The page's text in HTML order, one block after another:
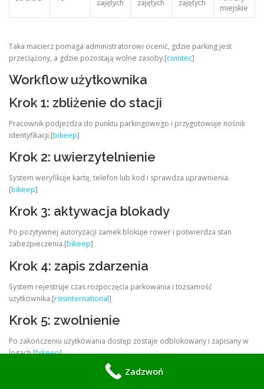
zajętych
zajętych
zajętych
miejskie
Taka macierz pomaga administratorowi ocenić, gdzie parking jest
przeciążony, a gdzie pozostają wolne zasoby.[civintec]
Workflow użytkownika
Krok 1: zbliżenie do stacji
Pracownik podjeżdża do punktu parkingowego i przygotowuje nośnik
identyfikacji.[bikeep]
Krok 2: uwierzytelnienie
System weryfikuje kartę, telefon lub kod i sprawdza uprawnienia.
[bikeep]
Krok 3: aktywacja blokady
Po pozytywnej autoryzacji zamek blokuje rower i potwierdza stan
zabezpieczenia.[bikeep]
Krok 4: zapis zdarzenia
System rejestruje czas rozpoczęcia parkowania i tożsamość
użytkownika.[rsisinternational]
Krok 5: zwolnienie
Po zakończeniu użytkowania dostęp zostaje odblokowany i zapisany w
logach.[bikeep]
Monitoring i logi Zadzwoń